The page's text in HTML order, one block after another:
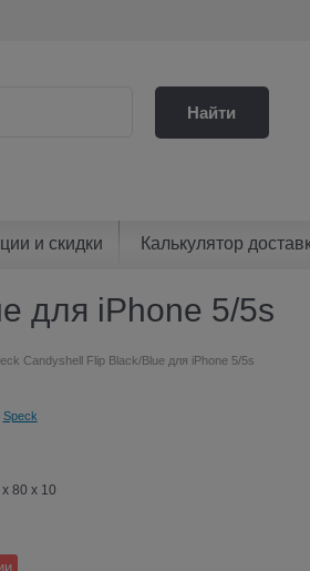
Найти
и скидки Калькулятор
для iPhone 5/5s
Candyshell Flip Black/Blue для iPhone 5/5s
Speck
80 x 10